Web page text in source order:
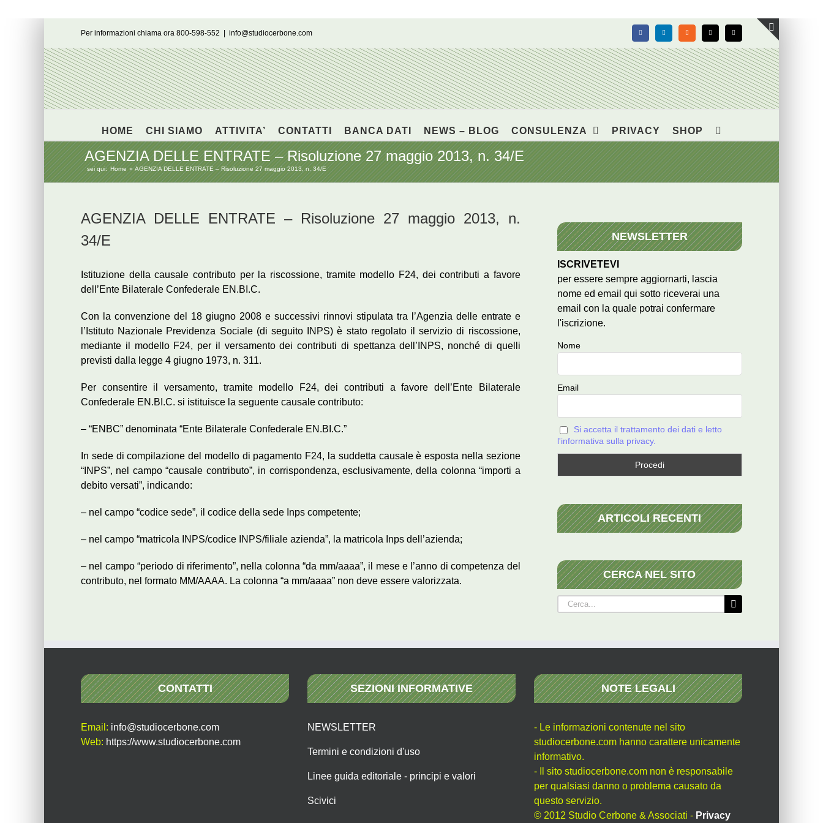
Per informazioni chiama ora 800-598-552 info@studiocerbone.com FacebookLinkedIn Rss X Email
HOME CHI SIAMO ATTIVITA’ CONTATTI BANCA DATI NEWS – BLOG CONSULENZA PRIVACY SHOP
AGENZIA DELLE ENTRATE – Risoluzione 27 maggio 2013, n. 34/E
sei qui: Home AGENZIA DELLE ENTRATE – Risoluzione 27 maggio 2013, n. 34/E
AGENZIA DELLE ENTRATE – Risoluzione 27 maggio 2013, n.
34/E
Istituzione della causale contributo per la riscossione, tramite modello F24, dei contributi a favore
dell’Ente Bilaterale Confederale EN.BI.C.
Con la convenzione del 18 giugno 2008 e successivi rinnovi stipulata tra l’Agenzia delle entrate e
l’Istituto Nazionale Previdenza Sociale (di seguito INPS) è stato regolato il servizio di riscossione,
mediante il modello F24, per il versamento dei contributi di spettanza dell’INPS, nonché di quelli
previsti dalla legge 4 giugno 1973, n. 311.
Per consentire il versamento, tramite modello F24, dei contributi a favore dell’Ente Bilaterale
Confederale EN.BI.C. si istituisce la seguente causale contributo:
– “ENBC” denominata “Ente Bilaterale Confederale EN.BI.C.”
In sede di compilazione del modello di pagamento F24, la suddetta causale è esposta nella sezione
“INPS”, nel campo “causale contributo”, in corrispondenza, esclusivamente, della colonna “importi a
debito versati”, indicando:
– nel campo “codice sede”, il codice della sede Inps competente;
– nel campo “matricola INPS/codice INPS/filiale azienda”, la matricola Inps dell’azienda;
– nel campo “periodo di riferimento”, nella colonna “da mm/aaaa”, il mese e l’anno di competenza del
contributo, nel formato MM/AAAA. La colonna “a mm/aaaa” non deve essere valorizzata.
NEWSLETTER
ISCRIVETEVI
per essere sempre aggiornarti, lascia
nome ed email qui sotto riceverai una
email con la quale potrai confermare
l'iscrizione.
Nome
Email
Si accetta il trattamento dei dati e letto
l'informativa sulla privacy.
ARTICOLI RECENTI
CERCA NEL SITO
Cerca
per:
CONTATTI
Email: info@studiocerbone.com
Web: https://www.studiocerbone.com
SEZIONI INFORMATIVE
NEWSLETTER
Termini e condizioni d'uso
Linee guida editoriale - principi e valori
Scivici
NOTE LEGALI
- Le informazioni contenute nel sito
studiocerbone.com hanno carattere unicamente
informativo.
- Il sito studiocerbone.com non è responsabile
per qualsiasi danno o problema causato da
questo servizio.
© 2012 Studio Cerbone & Associati - Privacy
Toggle
area
barra
scorrevole